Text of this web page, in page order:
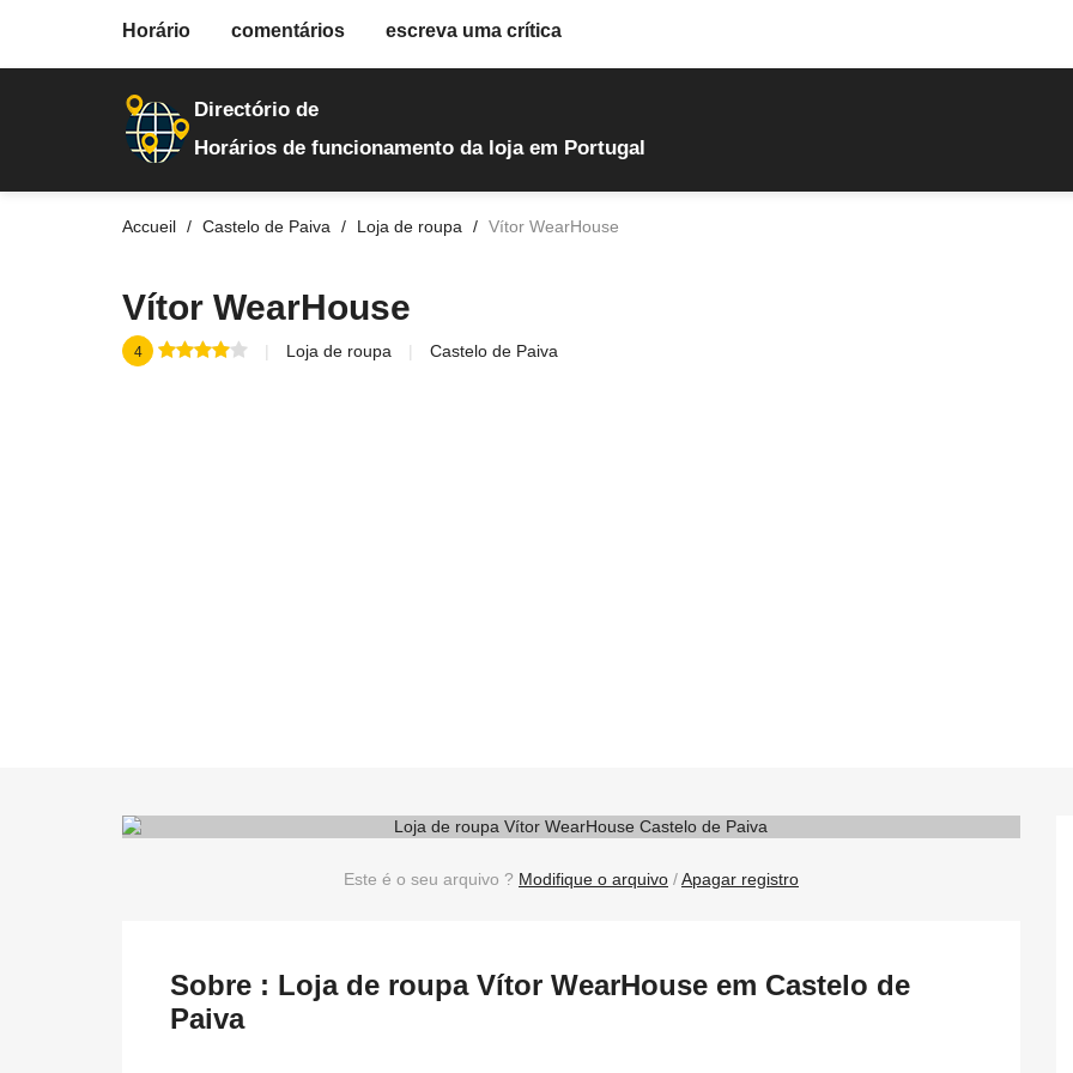
Directório de
Horários de funcionamento da loja em Portugal
Accueil Castelo de Paiva Loja de roupa Vítor WearHouse
Vítor WearHouse
4 Loja de roupa Castelo de Paiva
Horário comentários escreva uma crítica
Este é o seu arquivo ? Modifique o arquivo /Apagar registro
Sobre : Loja de roupa Vítor WearHouse em Castelo de
Paiva